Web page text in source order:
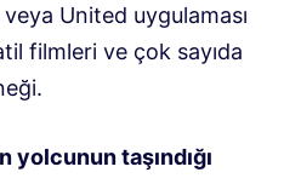
United uygulaması
filmleri ve çok sayıda
yolcunun taşındığı